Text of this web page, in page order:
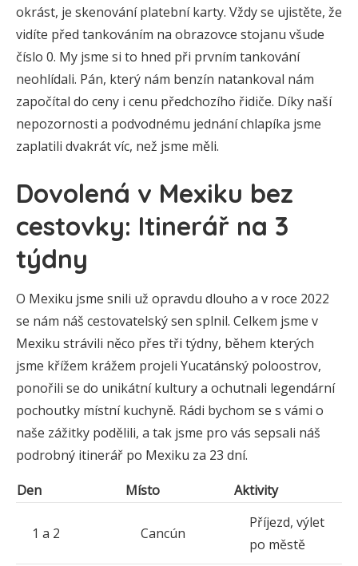
okrást, je skenování platební karty. Vždy se ujistěte, že
vidíte před tankováním na obrazovce stojanu všude
číslo 0. My jsme si to hned při prvním tankování
neohlídali. Pán, který nám benzín natankoval nám
započítal do ceny i cenu předchozího řidiče. Díky naší
nepozornosti a podvodnému jednání chlapíka jsme
zaplatili dvakrát víc, než jsme měli.
Dovolená v Mexiku bez
cestovky: Itinerář na 3
týdny
O Mexiku jsme snili už opravdu dlouho a v roce 2022
se nám náš cestovatelský sen splnil. Celkem jsme v
Mexiku strávili něco přes tři týdny, během kterých
jsme křížem krážem projeli Yucatánský poloostrov,
ponořili se do unikátní kultury a ochutnali legendární
pochoutky místní kuchyně. Rádi bychom se s vámi o
naše zážitky podělili, a tak jsme pro vás sepsali náš
podrobný itinerář po Mexiku za 23 dní.
Den
Místo Aktivity
1 a 2 Cancún
Příjezd, výlet
po městě